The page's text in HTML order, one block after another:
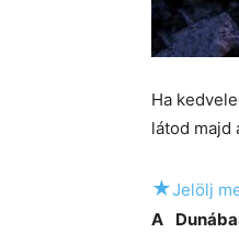
Ha
látod majd
★Jelölj
A